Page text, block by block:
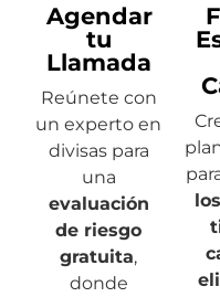
Agendar
tu
Llamada
Reúnete con
un experto en
divisas para
una
evaluación
de riesgo
gratuita,
donde